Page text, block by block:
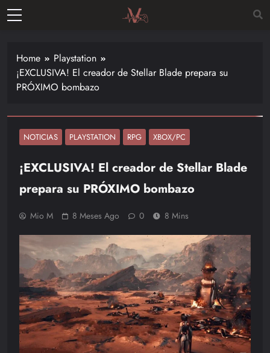
Skip
de las
últimas
los
–
Nintendo,
Playstac
Home
Playstation
¡EXCLUSIVA! El creador de Stellar Blade prepara su
PRÓXIMO bombazo
NOTICIAS PLAYSTATION RPG XBOX/PC
¡EXCLUSIVA! El creador de Stellar Blade
prepara su PRÓXIMO bombazo
Mio M 8 Meses Ago 0 8 Mins